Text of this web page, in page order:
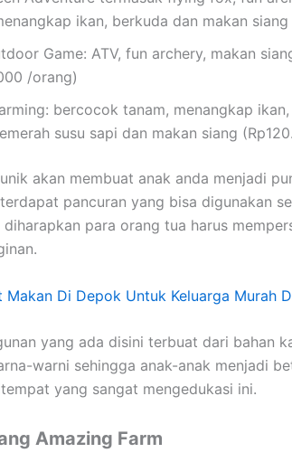
ikan, berkuda dan makan
Game: ATV, fun archery, makan
/orang)
bercocok tanam, menangkap
susu sapi dan makan siang
akan membuat anak anda menjadi
pancuran yang bisa digunakan
para orang tua harus
Makan Di Depok Untuk Keluarga Murah
yang ada disini terbuat dari bahan
warni sehingga anak-anak menjadi
yang sangat mengedukasi ini.
Amazing Farm